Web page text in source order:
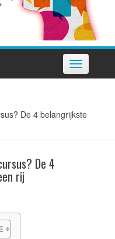
Toggle
navigation
De 4 belangrijkste
De 4
rij